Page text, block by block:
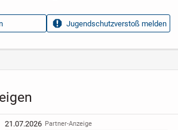
21.07.2026 Partner-Anzeige
ef98f6c8
10
Jugendschutzverstoß melden